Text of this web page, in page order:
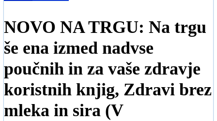
NOVO NA TRGU: Na trgu
še ena izmed nadvse
poučnih in za vaše zdravje
koristnih knjig, Zdravi brez
mleka in sira (V